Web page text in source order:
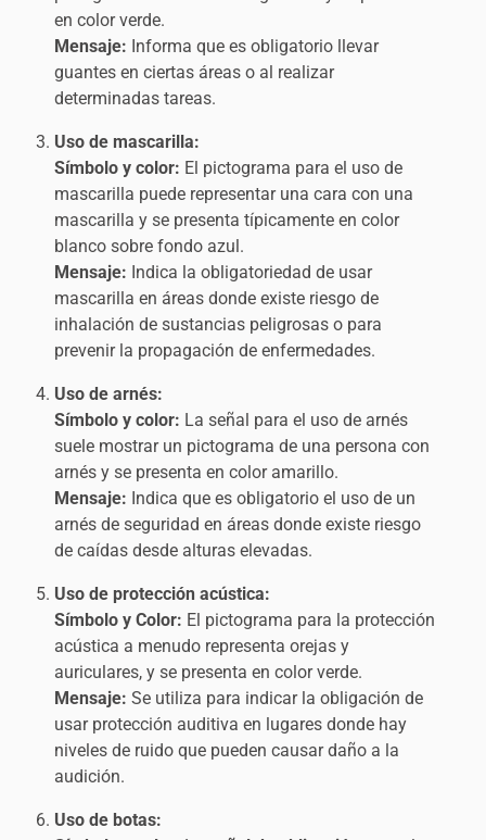
en color verde.
Mensaje: Informa que es obligatorio llevar
guantes en ciertas áreas o al realizar
determinadas tareas.
Uso de mascarilla:
Símbolo y color: El pictograma para el uso de
mascarilla puede representar una cara con una
mascarilla y se presenta típicamente en color
blanco sobre fondo azul.
Mensaje: Indica la obligatoriedad de usar
mascarilla en áreas donde existe riesgo de
inhalación de sustancias peligrosas o para
prevenir la propagación de enfermedades.
Uso de arnés:
Símbolo y color: La señal para el uso de arnés
suele mostrar un pictograma de una persona con
arnés y se presenta en color amarillo.
Mensaje: Indica que es obligatorio el uso de un
arnés de seguridad en áreas donde existe riesgo
de caídas desde alturas elevadas.
Uso de protección acústica:
Símbolo y Color: El pictograma para la protección
acústica a menudo representa orejas y
auriculares, y se presenta en color verde.
Mensaje: Se utiliza para indicar la obligación de
usar protección auditiva en lugares donde hay
niveles de ruido que pueden causar daño a la
audición.
Uso de botas: